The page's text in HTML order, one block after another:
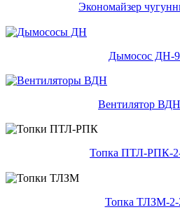
Экономайзер
Дымосос ДН-
Вентилятор
Топка ПТЛ-РПК-
Топка ТЛЗМ-2-